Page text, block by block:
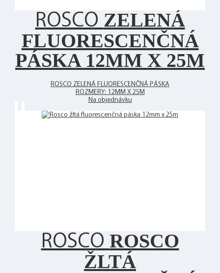
ROSCO ZELENÁ
FLUORESCENČNÁ
PÁSKA 12MM X 25M
ROSCO ZELENÁ FLUORESCENČNÁ PÁSKA
ROZMERY: 12MM X 25M
Na objednávku
ROSCO ROSCO
ŽLTÁ